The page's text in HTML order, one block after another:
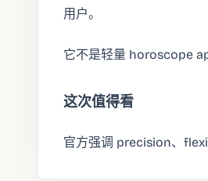
用户。
它不是轻量 horoscope
这次值得看
官方强调 precision、